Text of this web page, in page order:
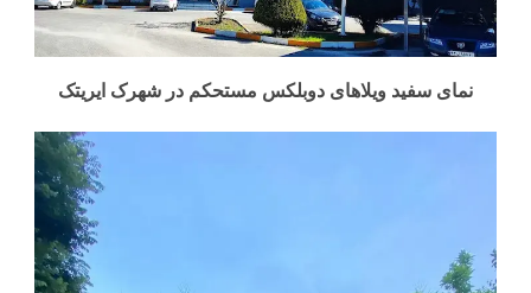
نمای سفید ویلاهای دوبلکس مستحکم در شهرک ایریتک